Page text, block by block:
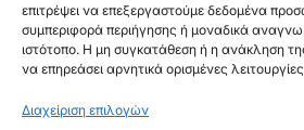
επιτρέψει να επεξεργαστούμε δεδομένα
συμπεριφορά περιήγησης ή μοναδικά
ιστότοπο. Η μη συγκατάθεση ή η ανάκληση
να επηρεάσει αρνητικά ορισμένες
Διαχείριση επιλογών